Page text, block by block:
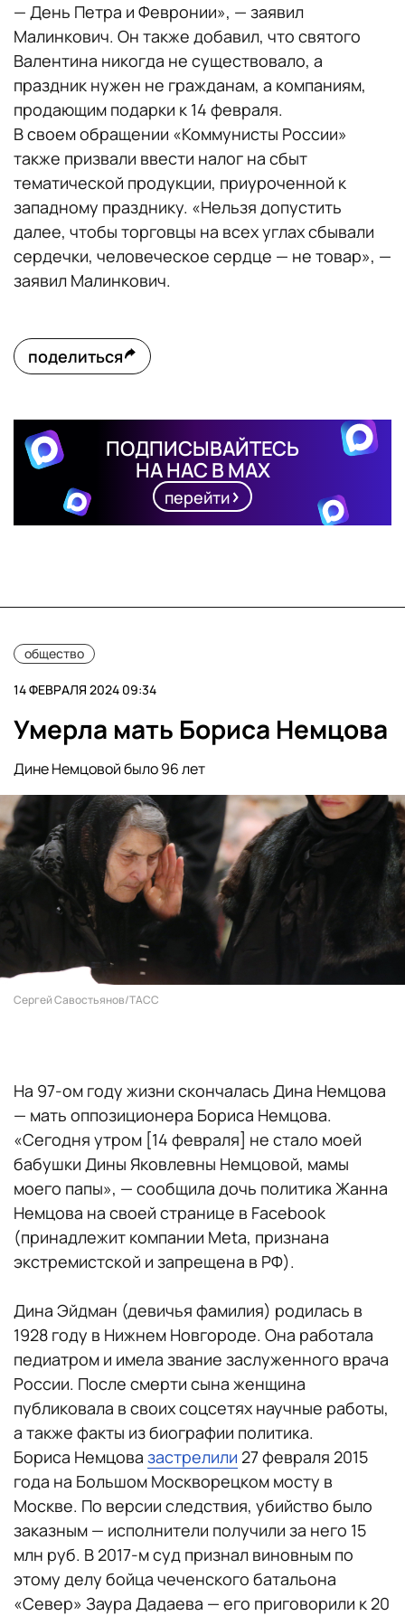
— День Петра и Февронии», — заявил
Малинкович. Он также добавил, что святого
Валентина никогда не существовало, а
праздник нужен не гражданам, а компаниям,
продающим подарки к 14 февраля.
В своем обращении «Коммунисты России»
также призвали ввести налог на сбыт
тематической продукции, приуроченной к
западному празднику. «Нельзя допустить
далее, чтобы торговцы на всех углах сбывали
сердечки, человеческое сердце — не товар», —
заявил Малинкович.
поделиться
ПОДПИСЫВАЙТЕСЬ
НА НАС В MAX
перейти
общество
14 ФЕВРАЛЯ 2024 09:34
Умерла мать Бориса Немцова
Дине Немцовой было 96 лет
Сергей Савостьянов/ТАСС
На 97-ом году жизни скончалась Дина Немцова
— мать оппозиционера Бориса Немцова.
«Сегодня утром [14 февраля] не стало моей
бабушки Дины Яковлевны Немцовой, мамы
моего папы», — сообщила дочь политика Жанна
Немцова на своей странице в Facebook
(принадлежит компании Meta, признана
экстремистской и запрещена в РФ).
Дина Эйдман (девичья фамилия) родилась в
1928 году в Нижнем Новгороде. Она работала
педиатром и имела звание заслуженного врача
России. После смерти сына женщина
публиковала в своих соцсетях научные работы,
а также факты из биографии политика.
Бориса Немцова застрелили 27 февраля 2015
года на Большом Москворецком мосту в
Москве. По версии следствия, убийство было
заказным — исполнители получили за него 15
млн руб. В 2017-м суд признал виновным по
этому делу бойца чеченского батальона
«Север» Заура Дадаева — его приговорили к 20